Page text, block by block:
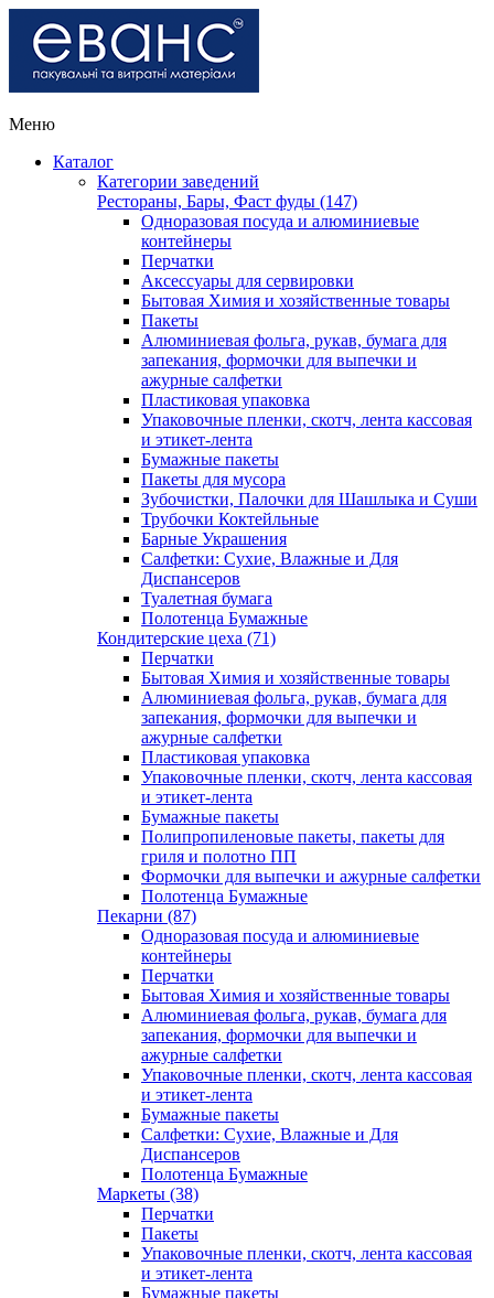
Меню
Каталог
Категории заведений
Рестораны, Бары, Фаст фуды (147)
Одноразовая посуда и алюминиевые
контейнеры
Перчатки
Аксессуары для сервировки
Бытовая Химия и хозяйственные товары
Пакеты
Алюминиевая фольга, рукав, бумага для
запекания, формочки для выпечки и
ажурные салфетки
Пластиковая упаковка
Упаковочные пленки, скотч, лента кассовая
и этикет-лента
Бумажные пакеты
Пакеты для мусора
Зубочистки, Палочки для Шашлыка и Суши
Трубочки Коктейльные
Барные Украшения
Салфетки: Сухие, Влажные и Для
Диспансеров
Туалетная бумага
Полотенца Бумажные
Кондитерские цеха (71)
Перчатки
Бытовая Химия и хозяйственные товары
Алюминиевая фольга, рукав, бумага для
запекания, формочки для выпечки и
ажурные салфетки
Пластиковая упаковка
Упаковочные пленки, скотч, лента кассовая
и этикет-лента
Бумажные пакеты
Полипропиленовые пакеты, пакеты для
гриля и полотно ПП
Формочки для выпечки и ажурные салфетки
Полотенца Бумажные
Пекарни (87)
Одноразовая посуда и алюминиевые
контейнеры
Перчатки
Бытовая Химия и хозяйственные товары
Алюминиевая фольга, рукав, бумага для
запекания, формочки для выпечки и
ажурные салфетки
Упаковочные пленки, скотч, лента кассовая
и этикет-лента
Бумажные пакеты
Салфетки: Сухие, Влажные и Для
Диспансеров
Полотенца Бумажные
Маркеты (38)
Перчатки
Пакеты
Упаковочные пленки, скотч, лента кассовая
и этикет-лента
Бумажные пакеты